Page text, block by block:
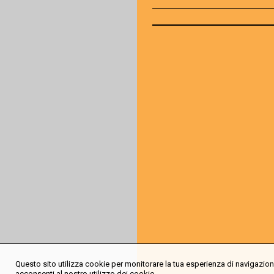
Questo sito utilizza cookie per monitorare la tua esperienza di